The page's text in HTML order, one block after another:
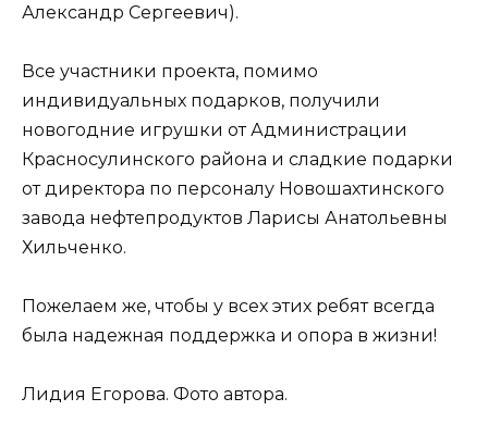
Александр Сергеевич).
Все участники проекта, помимо
индивидуальных подарков, получили
новогодние игрушки от Администрации
Красносулинского района и сладкие подарки
от директора по персоналу Новошахтинского
завода нефтепродуктов Ларисы Анатольевны
Хильченко.
Пожелаем же, чтобы у всех этих ребят всегда
была надежная поддержка и опора в жизни!
Лидия Егорова. Фото автора.